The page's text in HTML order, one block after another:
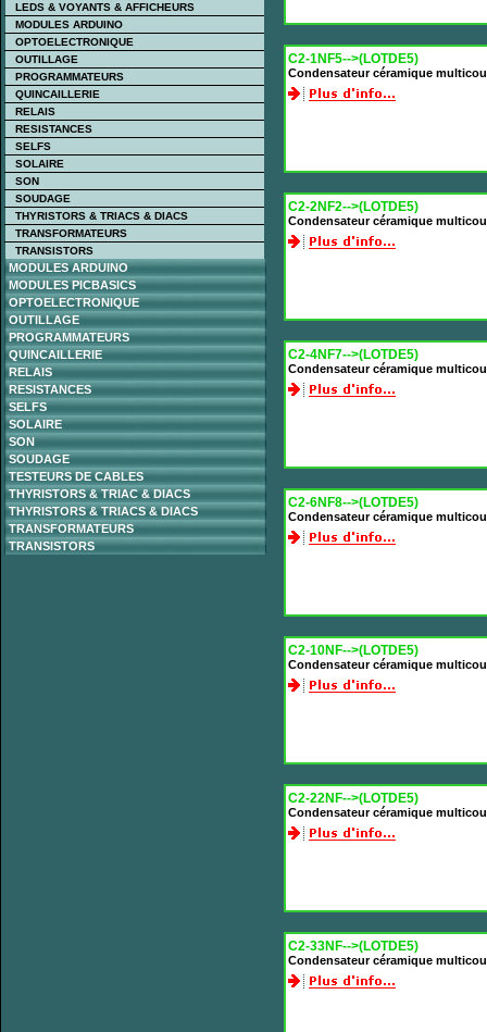
LEDS & VOYANTS & AFFICHEURS
MODULES ARDUINO
OPTOELECTRONIQUE
OUTILLAGE
PROGRAMMATEURS
QUINCAILLERIE
RELAIS
RESISTANCES
SELFS
SOLAIRE
SON
SOUDAGE
THYRISTORS & TRIACS & DIACS
TRANSFORMATEURS
TRANSISTORS
MODULES ARDUINO
MODULES PICBASICS
OPTOELECTRONIQUE
OUTILLAGE
PROGRAMMATEURS
QUINCAILLERIE
RELAIS
RESISTANCES
SELFS
SOLAIRE
SON
SOUDAGE
TESTEURS DE CABLES
THYRISTORS & TRIAC & DIACS
THYRISTORS & TRIACS & DIACS
TRANSFORMATEURS
TRANSISTORS
C2-1NF5-->(LOTDE5)
Condensateur céramique
C2-2NF2-->(LOTDE5)
Condensateur céramique
C2-4NF7-->(LOTDE5)
Condensateur céramique
C2-6NF8-->(LOTDE5)
Condensateur céramique
C2-10NF-->(LOTDE5)
Condensateur céramique
C2-22NF-->(LOTDE5)
Condensateur céramique
C2-33NF-->(LOTDE5)
Condensateur céramique